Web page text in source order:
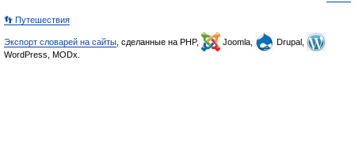
👣 Путешествия
Экспорт словарей на сайты , сделанные на PHP, Joomla,
Drupal,
WordPress, MODx.